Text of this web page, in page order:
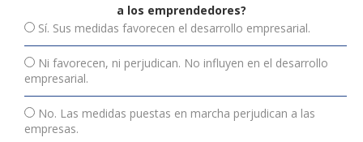
a los emprendedores?
Sí. Sus medidas favorecen el desarrollo empresarial.
Ni favorecen, ni perjudican. No influyen en el desarrollo
empresarial.
No. Las medidas puestas en marcha perjudican a las
empresas.